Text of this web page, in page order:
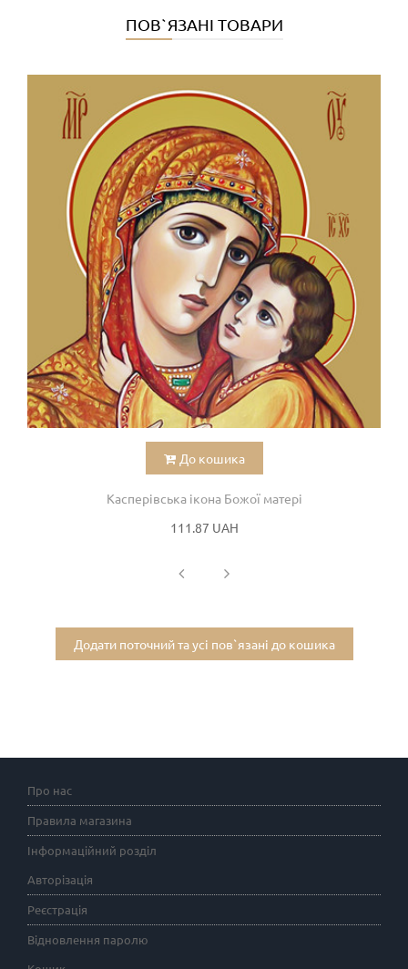
ПОВ`ЯЗАНІ ТОВАРИ
До кошика
Касперівська ікона Божої матері
111.87 UAH
Додати поточний та усі пов`язані до кошика
Про нас
Правила магазина
Інформаційний розділ
Авторізація
Реєстрація
Відновлення паролю